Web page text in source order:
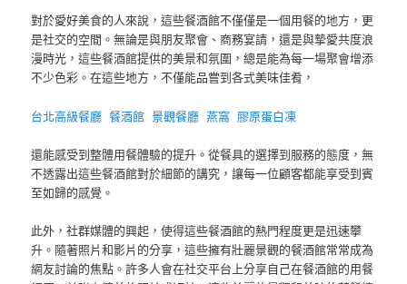
對於愛好美食的人來說，這些餐酒館不僅僅是一個用餐的地方，更
是社交的空間。無論是與朋友聚會、商務宴請，還是與摯愛共度浪
漫時光，這些餐酒館提供的美景和氛圍，總是能為每一場聚會增添
不少色彩。在這些地方，不僅能品嘗到各式美味佳肴，
台北高級餐廳 餐酒館 景觀餐廳 燕窩 膠原蛋白凍
還能感受到整體用餐體驗的提升。從餐具的選擇到服務的態度，無
不透露出這些餐酒館對於細節的講究，讓每一位顧客都能享受到賓
至如歸的感覺。
此外，社群媒體的興起，使得這些餐酒館的熱門程度更是迅速攀
升。隨著照片和影片的分享，這些擁有壯麗景觀的餐酒館常常成為
網友討論的焦點。許多人會在社交平台上分享自己在餐酒館的用餐